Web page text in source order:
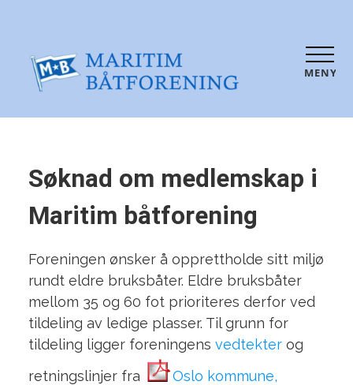
MENY
Søknad om medlemskap i
Maritim båtforening
Foreningen ønsker å opprettholde sitt miljø
rundt eldre bruksbåter. Eldre bruksbåter
mellom 35 og 60 fot prioriteres derfor ved
tildeling av ledige plasser. Til grunn for
tildeling ligger foreningens vedtekterog
retningslinjer fra
Oslo kommune,